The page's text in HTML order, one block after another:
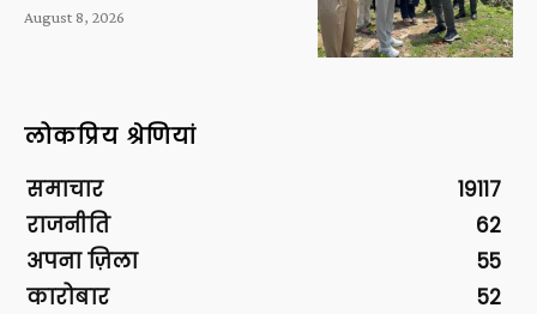
August 8, 2026
लोकप्रिय श्रेणियां
समाचार
19117
राजनीति
62
अपना ज़िला
55
कारोबार
52